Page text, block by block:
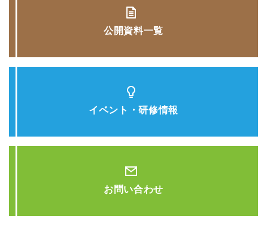
公開資料一覧
イベント・研修情報
お問い合わせ